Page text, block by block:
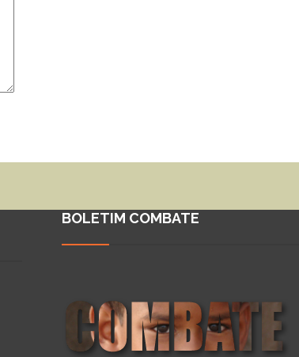
BOLETIM COMBATE